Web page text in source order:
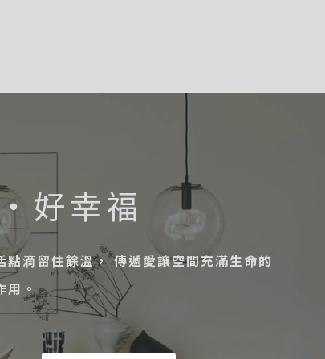
好幸福
點滴留住餘溫， 傳遞愛讓空間充滿生命的
用。